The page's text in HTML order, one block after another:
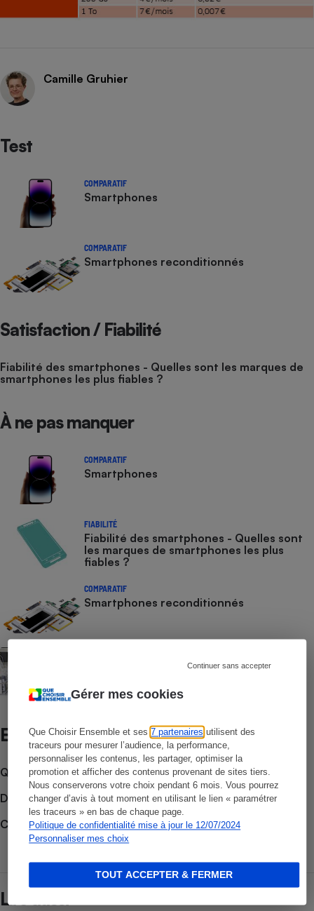
Gérer mes cookies
Que Choisir Ensemble et ses7 partenaires utilisent des
traceurs pour mesurer l’audience, la performance,
personnaliser les contenus, les partager, optimiser la
promotion et afficher des contenus provenant de sites tiers.
Nous conserverons votre choix pendant 6 mois. Vous pourrez
changer d’avis à tout moment en utilisant le lien « paramétrer
les traceurs » en bas de chaque page.
Politique de confidentialité mise à jour le 12/07/2024
Personnaliser mes choix
Continuer sans accepter
TOUT ACCEPTER & FERMER
Camille Gruhier
Test
COMPARATIF
Smartphones
COMPARATIF
Smartphones reconditionnés
Satisfaction / Fiabilité
Fiabilité des smartphones - Quelles sont les marques de
smartphones les plus fiables ?
À ne pas manquer
COMPARATIF
Smartphones
FIABILITÉ
Fiabilité des smartphones - Quelles sont
les marques de smartphones les plus
fiables ?
COMPARATIF
Smartphones reconditionnés
Smartphones reconditionnés - La
Et aussi
Que faire en cas de litige ?
Découvrir le forum
Consulter nos Actualités
Lire aussi